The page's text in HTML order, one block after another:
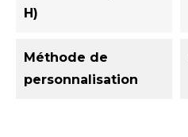
H)
Méthode de
personnalisation